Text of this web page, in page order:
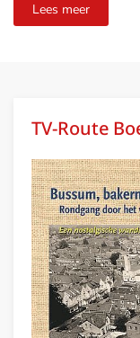
Lees meer
TV-Route